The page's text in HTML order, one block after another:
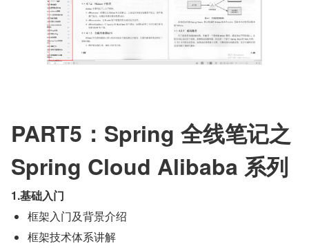
PART5：Spring 全线笔记之
Spring Cloud Alibaba 系列
1.基础入门
框架入门及背景介绍
框架技术体系讲解